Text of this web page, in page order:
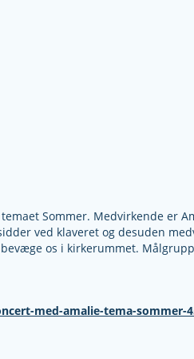
Sommer. Medvirkende er
ved klaveret og desuden
os i kirkerummet.
med-amalie-tema-sommer-